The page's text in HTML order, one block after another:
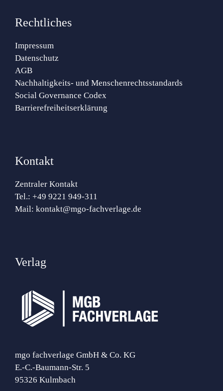
Rechtliches
Impressum
Datenschutz
AGB
Nachhaltigkeits- und Menschenrechtsstandards
Social Governance Codex
Barrierefreiheitserklärung
Kontakt
Zentraler Kontakt
Tel.: +49 9221 949-311
Mail: kontakt@mgo-fachverlage.de
Verlag
mgo fachverlage GmbH & Co. KG
E.-C.-Baumann-Str. 5
95326 Kulmbach